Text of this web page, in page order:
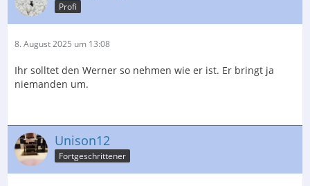
Profi
8. August 2025 um 13:08
Ihr solltet den Werner so nehmen wie er ist. Er bringt ja
niemanden um.
Unison12
Fortgeschrittener